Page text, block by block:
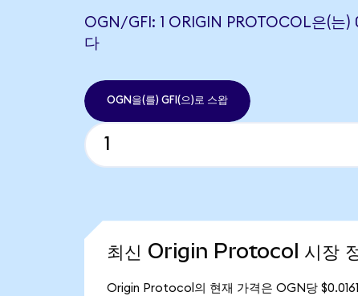
OGN/GFI: 1 ORIGIN PROTOCOL은(는)
다
OGN을(를) GFI(으)로 스왑
최신 Origin Protocol 시장
Origin Protocol의 현재 가격은 OGN당